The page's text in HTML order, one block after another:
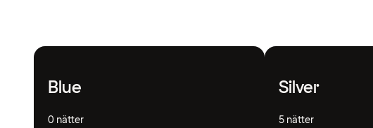
Blue
0 nätter
Silver
5 nätter